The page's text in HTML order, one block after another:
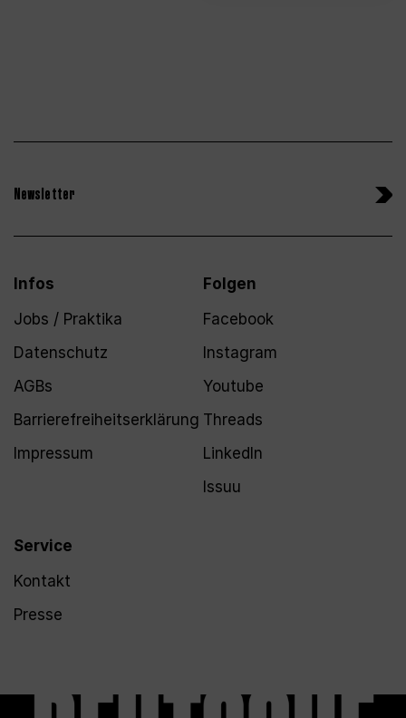
Newsletter
Infos
Jobs / Praktika
Datenschutz
AGBs
Barrierefreiheitserklärung
Impressum
Service
Kontakt
Presse
Folgen
Facebook
Instagram
Youtube
Threads
LinkedIn
Issuu